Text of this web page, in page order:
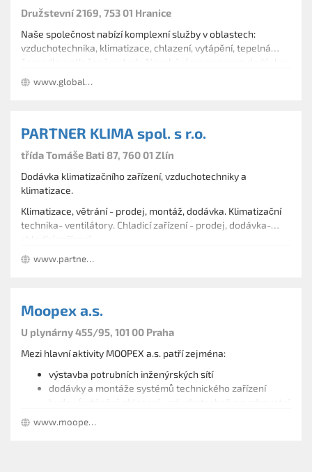
projektové dokumentace
měření a regulace systémů
Družstevní 2169, 753 01 Hranice
Naše společnost nabízí komplexní služby v oblastech:
vzduchotechnika, klimatizace, chlazení, vytápění, tepelná
zařízení a montážními pracemi, ale naše řešení zahrnuje řadu
služeb od projektování, přes instalace až po servis.
www.globalclima.cz
PARTNER KLIMA spol. s r.o.
třída Tomáše Bati 87, 760 01 Zlín
Dodávka klimatizačního zařízení, vzduchotechniky a
klimatizace.
Klimatizace, větrání - prodej, montáž, dodávka. Klimatizační
technika- ventilátory. Chladicí zařízení - prodej, dodávka-
www.partnerklima.cz
Moopex a.s.
U plynárny 455/95, 101 00 Praha
Mezi hlavní aktivity MOOPEX a.s. patří zejména:
výstavba potrubních inženýrských sítí
dodávky a montáže systémů technického zařízení
stavební činnost
www.moopex.cz